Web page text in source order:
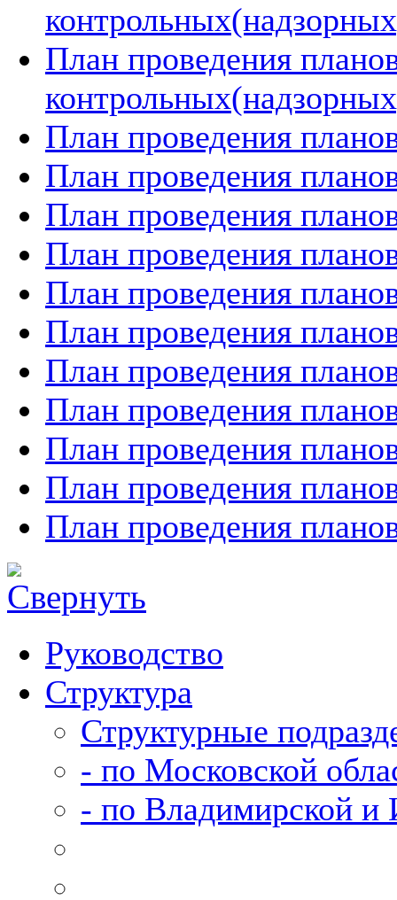
План проведения
План проведения
План проведения
План проведения
План проведения
План проведения
План проведения
План проведения
План проведения
План проведения
План проведения
План проведения
Руководство
Структура
Структурные
- по Московской
- по Владимирской и